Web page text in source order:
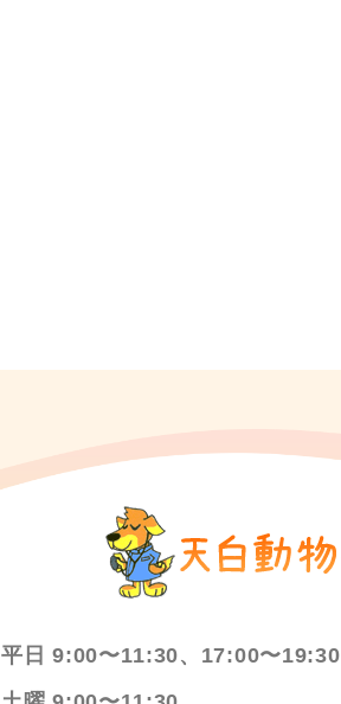
平日 9:00〜11:30、17:00〜19:30